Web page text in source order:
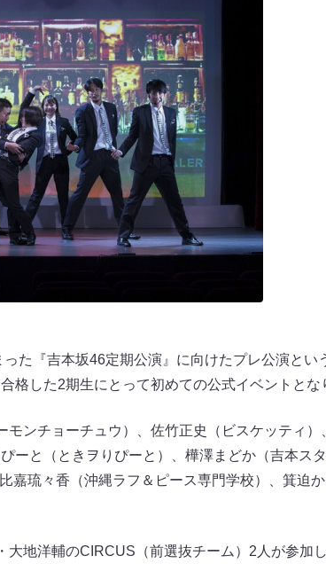
た『吉本坂46定期公演』に向けたプレ公演とい
格した2期生にとって初めての公式イベントとな
モンチョーチュウ）、佐竹正史（ビスケッティ）
ーと（ときヲりぴーと）、樺澤まどか（吉本ス
嘉琉々香（沖縄ラフ＆ピース専門学校）、箕迫
大地洋輔のCIRCUS（前選抜チーム）2人が参加